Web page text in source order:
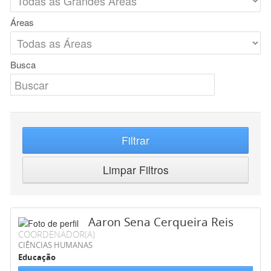
Áreas
Busca
Filtrar
Limpar Filtros
Aaron Sena Cerqueira Reis
COORDENADOR(A)
CIÊNCIAS HUMANAS
Educação